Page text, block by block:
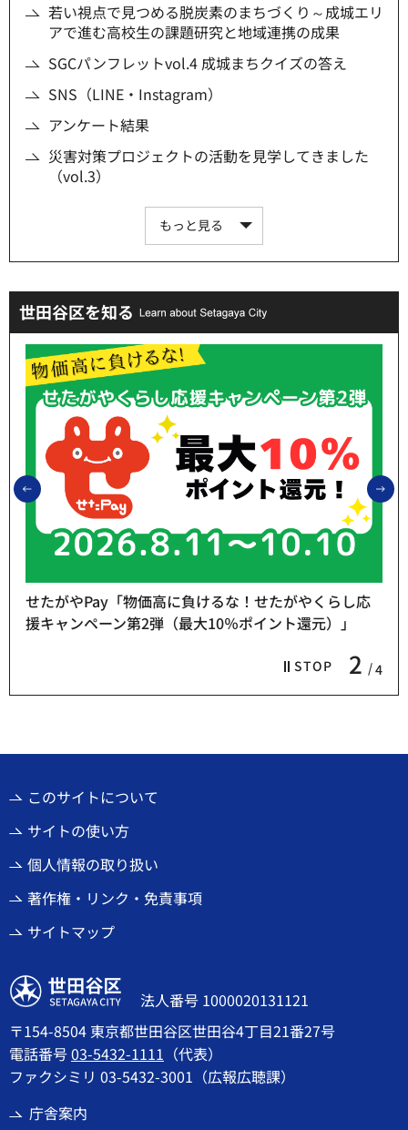
若い視点で見つめる脱炭素のまちづくり～成城エリ
アで進む高校生の課題研究と地域連携の成果
SGCパンフレットvol.4 成城まちクイズの答え
SNS（LINE・Instagram）
アンケート結果
災害対策プロジェクトの活動を見学してきました
（vol.3）
もっと見る
世田谷区を知る
前のスライドを表示
STOP 2 4
せたがやPay「物価高に負けるな！せたがやくらし応
援キャンペーン第2弾（最大10％ポイント還元）」
このサイトについて
サイトの使い方
個人情報の取り扱い
著作権・リンク・免責事項
サイトマップ
世田谷区
法人番号 1000020131121
〒154-8504 東京都世田谷区世田谷4丁目21番27号
電話番号03-5432-1111 （代表）
ファクシミリ 03-5432-3001（広報広聴課）
庁舎案内